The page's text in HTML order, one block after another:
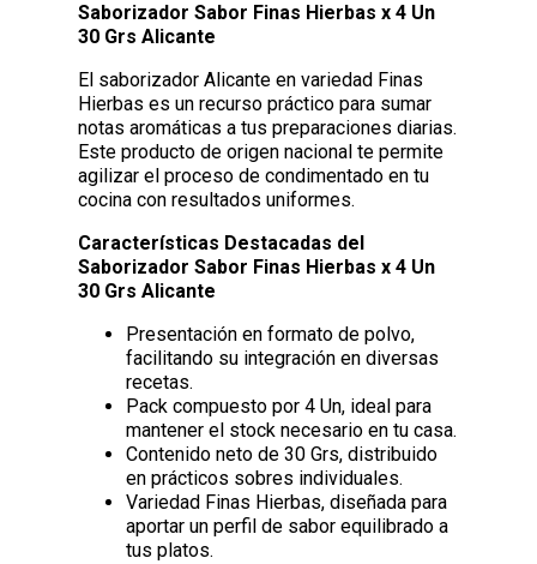
Saborizador Sabor Finas Hierbas x 4 Un
30 Grs Alicante
El saborizador Alicante en variedad Finas
Hierbas es un recurso práctico para sumar
notas aromáticas a tus preparaciones diarias.
Este producto de origen nacional te permite
agilizar el proceso de condimentado en tu
cocina con resultados uniformes.
Características Destacadas del
Saborizador Sabor Finas Hierbas x 4 Un
30 Grs Alicante
Presentación en formato de polvo,
facilitando su integración en diversas
recetas.
Pack compuesto por 4 Un, ideal para
mantener el stock necesario en tu casa.
Contenido neto de 30 Grs, distribuido
en prácticos sobres individuales.
Variedad Finas Hierbas, diseñada para
aportar un perfil de sabor equilibrado a
tus platos.